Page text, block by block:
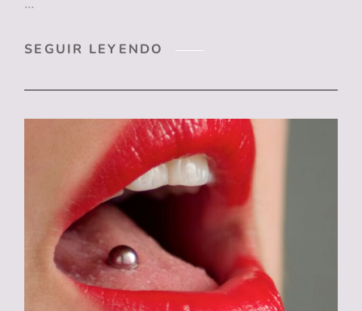
SEGUIR LEYENDO
CUIDADO
Y
CÓMO
EMPEZAR
CON
LOS